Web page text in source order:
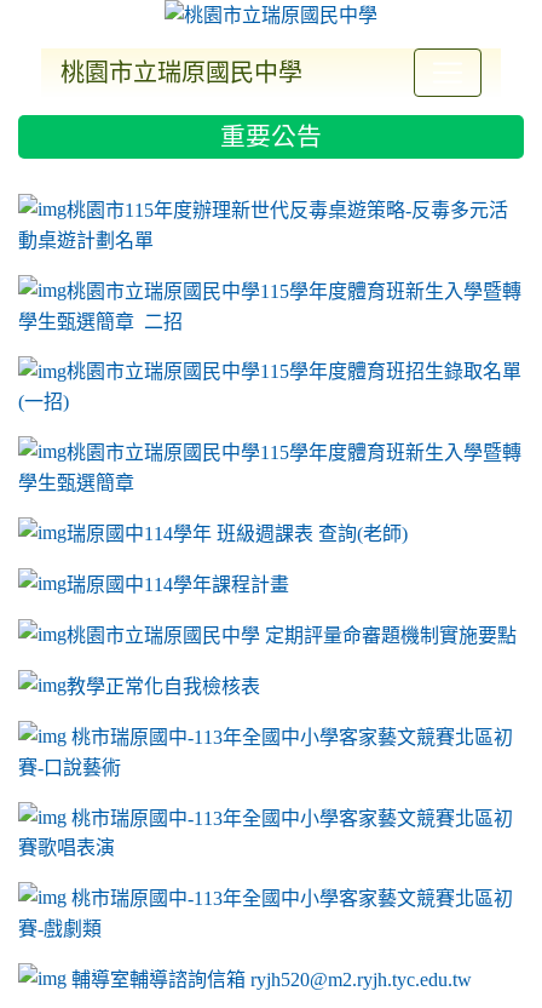
桃園市立瑞原國民中學
重要公告
link to https://sites.google.com/a/m2.ryjh.tyc.edu.tw/ryjh011/
桃園市115年度辦理新世代反毒桌遊策略-反毒多元活
動桌遊計劃名單
桃園市立瑞原國民中學115學年度體育班新生入學暨轉
學生甄選簡章 二招
桃園市立瑞原國民中學115學年度體育班招生錄取名單
(一招)
桃園市立瑞原國民中學115學年度體育班新生入學暨轉
學生甄選簡章
瑞原國中114學年 班級週課表 查詢(老師)
瑞原國中114學年課程計畫
link to https://sites.google.com/a/m2.ryjh.tyc.edu.tw/ryjh011/
桃園市立瑞原國民中學 定期評量命審題機制實施要點
link to https://sites.google.com/a/m2.ryjh.tyc.edu.tw/
教學正常化自我檢核表
link to mailto:ryjh520@m2.ryjh.tyc.edu.tw
link to mailto:ryjh520@m2.ryjh.tyc.edu.tw
ink to mailto:ryjh520@m2.ryjh.tyc.edu.tw
link to mailto:ryjh520@m2.ryjh.tyc.edu.tw
link to mailto:ryjh520@m2.ryjh.tyc.edu.tw
ink to mailto:ryjh520@m2.ryjh.tyc.edu.tw
ink to mailto:ryjh520@m2.ryjh.tyc.edu.tw
link to https://sites.google.com/a/m2.ryjh.tyc.edu.tw/ryjh011/
ink to mailto:ryjh520@m2.ryjh.tyc.edu.tw
link to https://tyc.entry.edu.tw/NoExamImitate_TL/
桃市瑞原國中-113年全國中小學客家藝文競賽北區初
賽-口說藝術
link to https://tyc.entry.edu.tw/NoExamImitate_TL/
桃市瑞原國中-113年全國中小學客家藝文競賽北區初
賽歌唱表演
link to https://tyc.entry.edu.tw/NoExamImitate_TL/
桃市瑞原國中-113年全國中小學客家藝文競賽北區初
賽-戲劇類
link to https://tyc.entry.edu.tw/NoExamImitate_TL/
輔導室輔導諮詢信箱 ryjh520@m2.ryjh.tyc.edu.tw